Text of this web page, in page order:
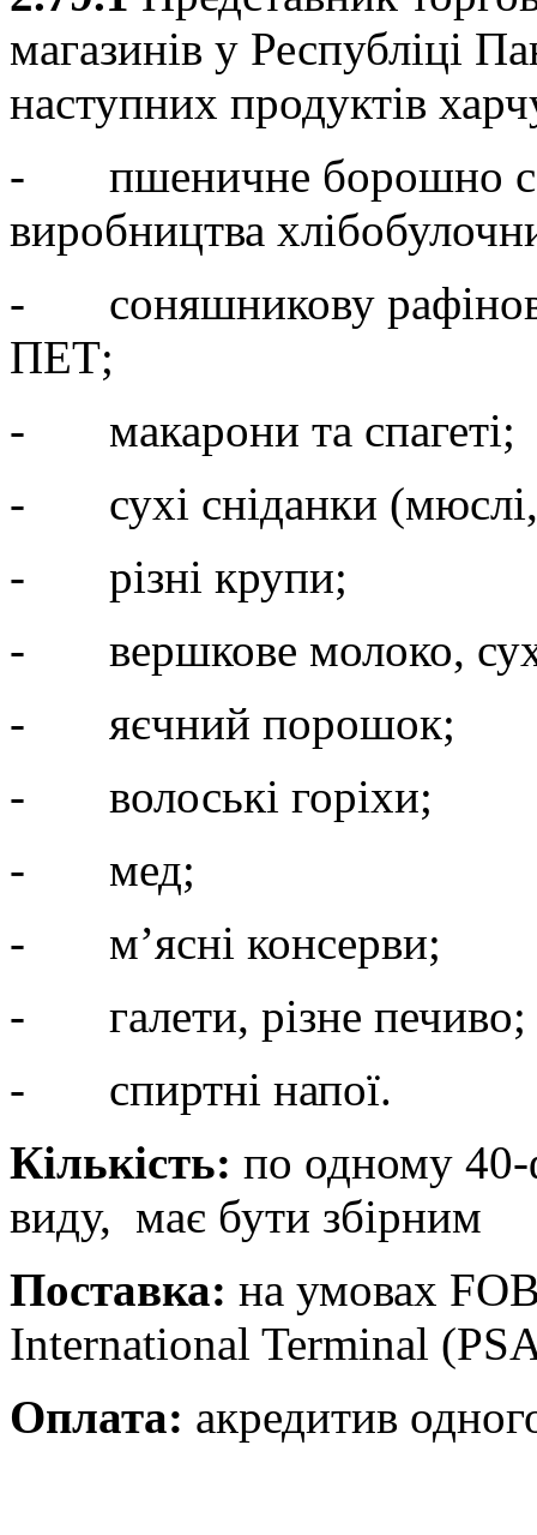
магазинів у Республіці
наступних продуктів
- пшеничне борошно
виробництва
- соняшникову
ПЕТ;
- макарони та спагеті;
- сухі сніданки (мюслі,
- різні крупи;
- вершкове молоко,
- яєчний порошок;
- волоські горіхи;
- мед;
- м’ясні консерви;
- галети, різне печиво;
- спиртні напої.
Кількість: по одному 40-
виду, має бути збірним
Поставка: на умовах
International Terminal
Оплата: акредитив